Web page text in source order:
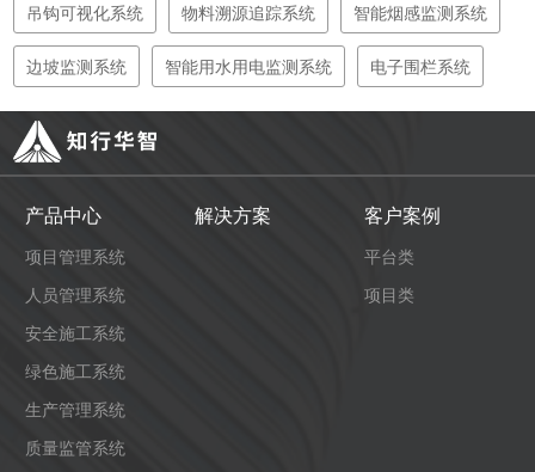
吊钩可视化系统 物料溯源追踪系统 智能烟感监测系统
边坡监测系统 智能用水用电监测系统 电子围栏系统
产品中心
项目管理系统
人员管理系统
安全施工系统
绿色施工系统
生产管理系统
质量监管系统
解决方案 客户案例
平台类
项目类